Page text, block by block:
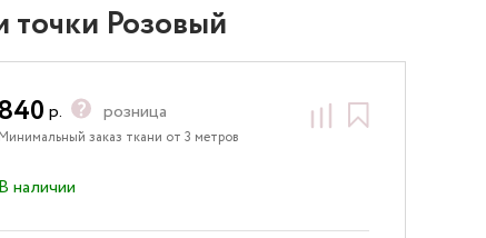
Розовый
840 р. розница
Минимальный заказ ткани от 3 метров
В наличии